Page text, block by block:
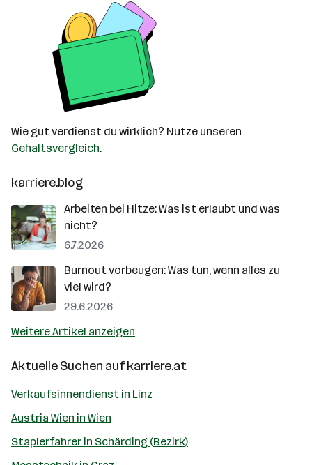
Wie gut verdienst du wirklich? Nutze unseren
Gehaltsvergleich.
karriere.blog
Arbeiten bei Hitze: Was ist erlaubt und was
nicht?
6.7.2026
Burnout vorbeugen: Was tun, wenn alles zu
viel wird?
29.6.2026
Weitere Artikel anzeigen
Aktuelle Suchen aufkarriere.at
Verkaufsinnendienst in Linz
Austria Wien in Wien
Staplerfahrer in Schärding (Bezirk)